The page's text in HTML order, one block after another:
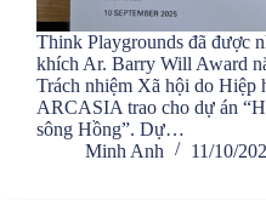
Think Playgrounds đã được
khích Ar. Barry Will Award
Trách nhiệm Xã hội do Hiệp
ARCASIA trao cho dự án
sông Hồng”. Dự…
Minh Anh
11/10/